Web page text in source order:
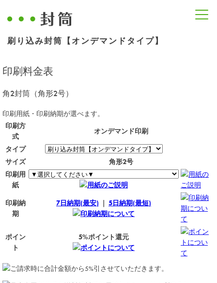
刷り込み封筒【オンデマンドタイプ】
印刷料金表
角2封筒（角形2号）
印刷用紙・印刷納期が選べます。
印刷方
式
オンデマンド印刷
タイプ
サイズ
角形2号
印刷用
紙
用紙のご説明
用紙の
ご説明
印刷納
期
7日納期(最安) ｜ 5日納期(最短)
印刷納期について
印刷納
期につい
て
ポイン
ト
5%ポイント還元
ポイントについて
ポイン
トについ
て